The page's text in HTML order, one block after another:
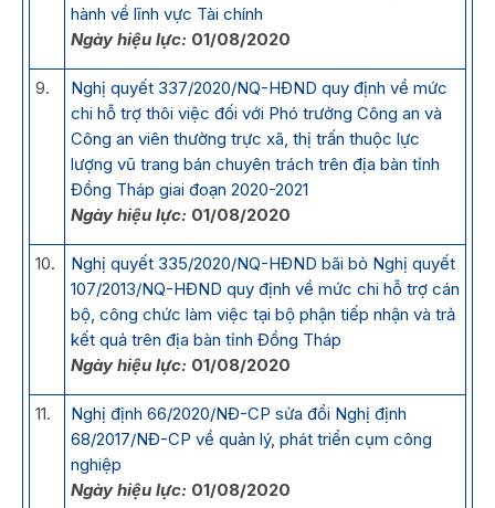
hành về lĩnh vực Tài chính
Ngày hiệu lực: 01/08/2020
9.
Nghị quyết 337/2020/NQ-HĐND quy định về mức
chi hỗ trợ thôi việc đối với Phó trưởng Công an và
Công an viên thường trực xã, thị trấn thuộc lực
lượng vũ trang bán chuyên trách trên địa bàn tỉnh
Đồng Tháp giai đoạn 2020-2021
Ngày hiệu lực: 01/08/2020
10.
Nghị quyết 335/2020/NQ-HĐND bãi bỏ Nghị quyết
107/2013/NQ-HĐND quy định về mức chi hỗ trợ cán
bộ, công chức làm việc tại bộ phận tiếp nhận và trả
kết quả trên địa bàn tỉnh Đồng Tháp
Ngày hiệu lực: 01/08/2020
11.
Nghị định 66/2020/NĐ-CP sửa đổi Nghị định
68/2017/NĐ-CP về quản lý, phát triển cụm công
nghiệp
Ngày hiệu lực: 01/08/2020